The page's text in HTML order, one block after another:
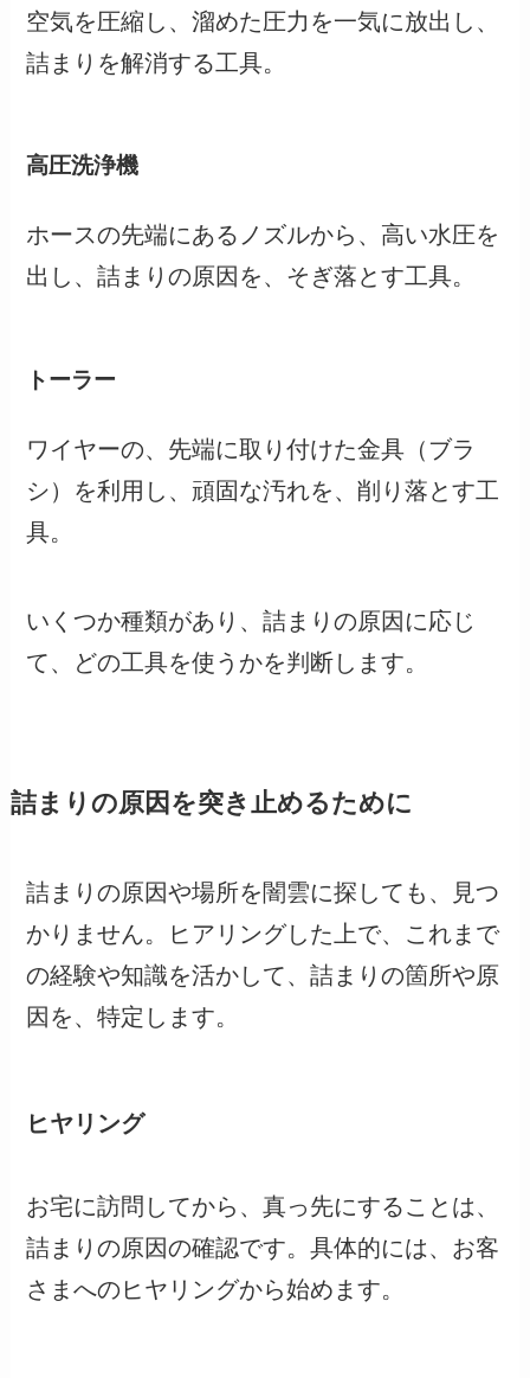
空気を圧縮し、溜めた圧力を一気に放出し、
詰まりを解消する工具。
高圧洗浄機
ホースの先端にあるノズルから、高い水圧を
出し、詰まりの原因を、そぎ落とす工具。
トーラー
ワイヤーの、先端に取り付けた金具（ブラ
シ）を利用し、頑固な汚れを、削り落とす工
具。
いくつか種類があり、詰まりの原因に応じ
て、どの工具を使うかを判断します。
詰まりの原因を突き止めるために
詰まりの原因や場所を闇雲に探しても、見つ
かりません。ヒアリングした上で、これまで
の経験や知識を活かして、詰まりの箇所や原
因を、特定します。
ヒヤリング
お宅に訪問してから、真っ先にすることは、
詰まりの原因の確認です。具体的には、お客
さまへのヒヤリングから始めます。